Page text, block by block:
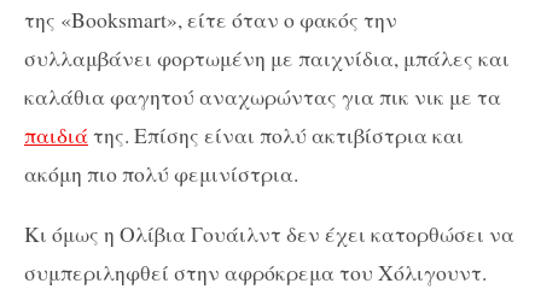
της «Booksmart», είτε όταν ο φακός την
συλλαμβάνει φορτωμένη με παιχνίδια, μπάλες και
καλάθια φαγητού αναχωρώντας για πικ νικ με τα
παιδιάτης. Επίσης είναι πολύ ακτιβίστρια και
ακόμη πιο πολύ φεμινίστρια.
Κι όμως η Ολίβια Γουάιλντ δεν έχει κατορθώσει να
συμπεριληφθεί στην αφρόκρεμα του Χόλιγουντ.